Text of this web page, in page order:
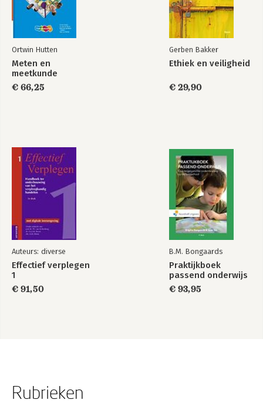
Ortwin Hutten
Meten en
meetkunde
€ 66,25
Gerben Bakker
Ethiek en veiligheid
€ 29,90
Auteurs: diverse
Effectief verplegen
1
€ 91,50
B.M. Bongaards
Praktijkboek
passend onderwijs
€ 93,95
Rubrieken